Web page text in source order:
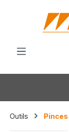
principal
Outils Pinces